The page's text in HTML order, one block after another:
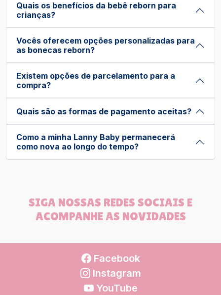
Quais os benefícios da bebê reborn para
crianças?
Vocês oferecem opções personalizadas para
as bonecas reborn?
Existem opções de parcelamento para a
compra?
Quais são as formas de pagamento aceitas?
Como a minha Lanny Baby permanecerá
como nova ao longo do tempo?
SIGA NOSSAS REDES SOCIAIS E
ACOMPANHE AS NOVIDADES
Facebook
Instagram
YouTube